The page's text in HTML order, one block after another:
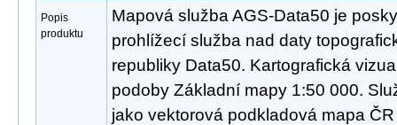
Popis
produktu
Mapová služba AGS-Data50 je
prohlížecí služba nad daty
republiky Data50. Kartografická
podoby Základní mapy 1:50 000.
jako vektorová podkladová mapa